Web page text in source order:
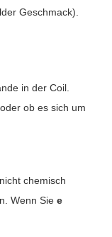
Geschmack).
in der Coil.
ob es sich um
chemisch
Wenn Siee